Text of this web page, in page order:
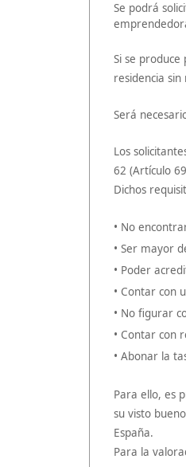
Se podrá
Si se
residencia
Será
Los
62 (Artículo
Dichos
• No
• Ser mayor
• Poder
• Contar con
• No figurar
• Contar con
• Abonar la
Para ello, es
su visto
España.
Para la